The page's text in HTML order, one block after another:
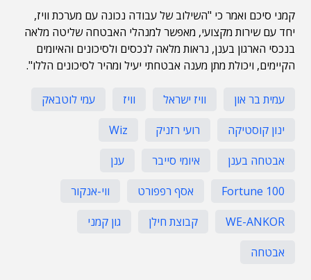
קמני סיכם ואמר כי "השילוב של עבודה נכונה עם מערכת וויז,
יחד עם שירות מקצועי, מאפשר למנהלי האבטחה שליטה מלאה
בנכסי הארגון בענן, נראות מלאה לנכסים ולסיכונים והאיומים
הקיימים, ויכולת מתן מענה אבטחתי יעיל ומהיר לסיכונים הללו".
עמית בר און וויז ישראל וויז
עמי לוטבאק
ינון קוסטיקה
רועי רזניק
Wiz
אבטחה בענן
איומי סייבר
ענן
Fortune 100
אסף רפפורט
ווי-אנקור
WE-ANKOR
קבוצת חילן
גון קמני
אבטחה